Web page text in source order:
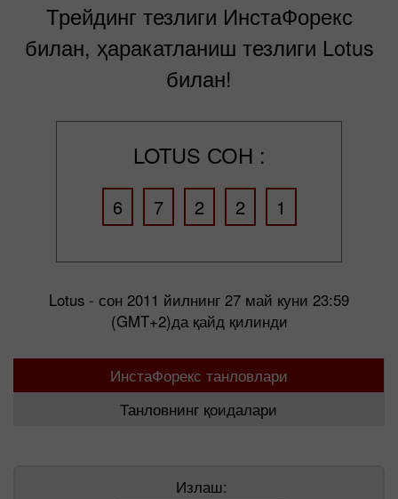
Трейдинг тезлиги ИнстаФорекс
билан, ҳаракатланиш тезлиги Lotus
билан!
LOTUS СОН :
6 7 2 2 1
Lotus - сон 2011 йилнинг 27 май куни 23:59
(GMT+2)да қайд қилинди
ИнстаФорекс танловлари
Танловнинг қоидалари
Излаш: